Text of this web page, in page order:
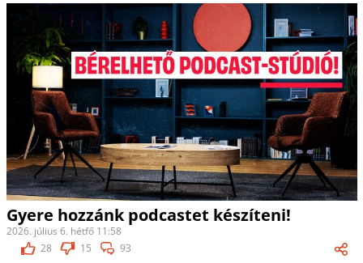
Gyere hozzánk podcastet készíteni!
2026. július 6. hétfő 11:58
28
15 93